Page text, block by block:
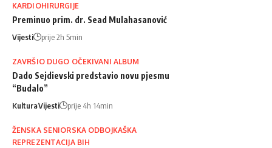
KARDIOHIRURGIJE
Preminuo prim. dr. Sead Mulahasanović
Vijesti prije 2h 5min
ZAVRŠIO DUGO OČEKIVANI ALBUM
Dado Sejdievski predstavio novu pjesmu
“Budalo”
KulturaVijesti prije 4h 14min
ŽENSKA SENIORSKA ODBOJKAŠKA
REPREZENTACIJA BIH